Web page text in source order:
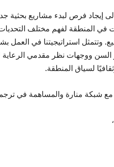
إيجاد فرص لبدء مشاريع بحثية
في المنطقة لفهم مختلف
استراتيجيتنا في العمل
ووجهات نظر مقدمي الرعاية
لسياق المنطقة.
شبكة منارة والمساهمة في